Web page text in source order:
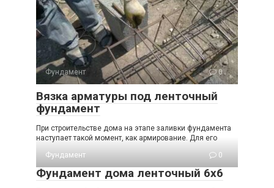
Фундамент 0
Вязка арматуры под ленточный
фундамент
При строительстве дома на этапе заливки фундамента
наступает такой момент, как армирование. Для его
Фундамент
0
Фундамент дома ленточный 6х6